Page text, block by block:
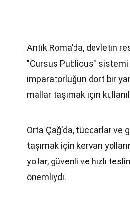
Antik Roma'da, devletin
"Cursus Publicus" sistemi
imparatorluğun dört bir
mallar taşımak için
Orta Çağ'da, tüccarlar ve
taşımak için kervan
yollar, güvenli ve hızlı
önemliydi.